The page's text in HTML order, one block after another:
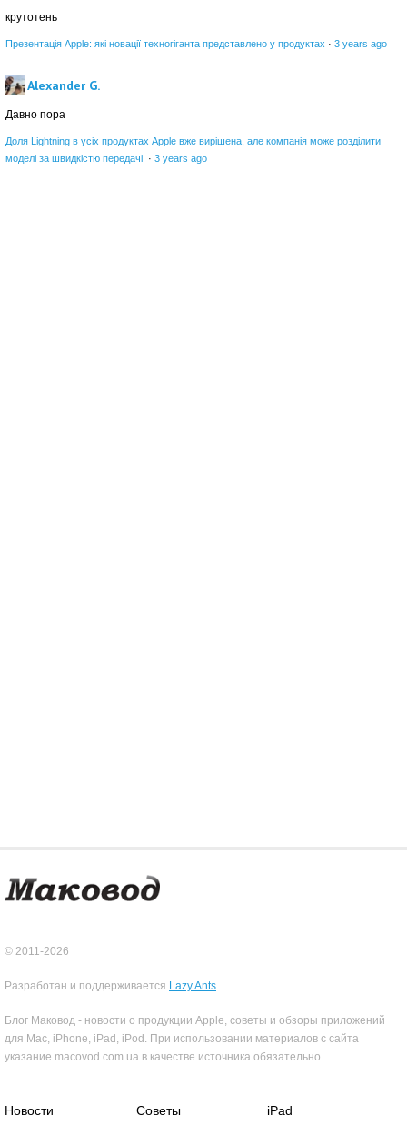
крутотень
Презентація Apple: які новації техногіганта представлено у продуктах · 3 years ago
Alexander G.
Давно пора
Доля Lightning в усіх продуктах Apple вже вирішена, але компанія може розділити
моделі за швидкістю передачі · 3 years ago
© 2011-2026
Разработан и поддерживается Lazy Ants
Блог Маковод - новости о продукции Apple, советы и обзоры приложений
для Mac, iPhone, iPad, iPod. При использовании материалов с сайта
указание macovod.com.ua в качестве источника обязательно.
Новости Советы
iPad